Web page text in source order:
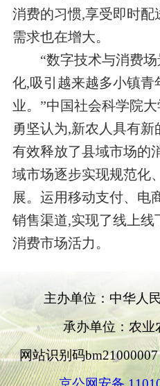
消费的习惯,享受即时
需求也在增大。
“数字技术与消费场
化,吸引越来越多小镇青
业。”中国社会科学院
勇坚认为,新农人具有
有效释放了县域市场的
域市场逐步实现规范化
展。运用移动支付、电
销售渠道,实现了线上
消费市场活力。
主办单位：中华人
承办单位：农
网站识别码